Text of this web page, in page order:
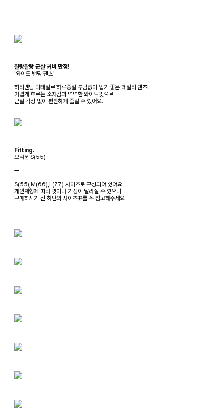
찰랑찰랑 군살 커버 만점!
'와이드 밴딩 팬츠'
허리밴딩 디테일로 하루종일 부담없이 입기 좋은 데일리 팬츠!
가볍게 흐르는 소재감과 넉넉한 와이드핏으로
군살 걱정 없이 편안하게 즐길 수 있어요.
Fitting.
브라운 S(55)
ㅡ
S(55),M(66),L(77) 사이즈로 구성되어 있어요
개인체형에 따라 핏이나 기장이 달라질 수 있으니
구매하시기 전 하단의 사이즈표를 꼭 참고해주세요